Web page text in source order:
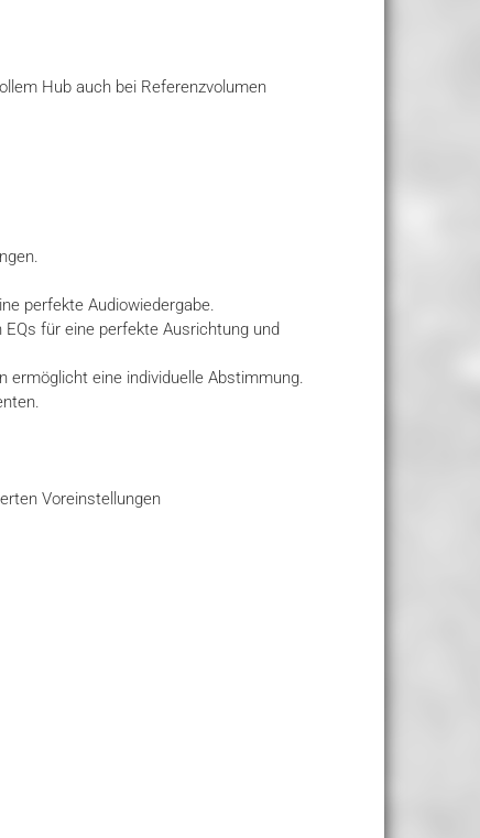
Hub auch bei Referenzvolumen
perfekte Audiowiedergabe.
für eine perfekte Ausrichtung und
ermöglicht eine individuelle Abstimmung.
Voreinstellungen